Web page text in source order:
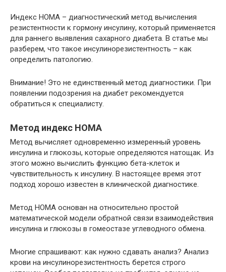
Индекс HOMA – диагностический метод вычисления
резистентности к гормону инсулину, который применяется
для раннего выявления сахарного диабета. В статье мы
разберем, что такое инсулинорезистентность – как
определить патологию.
Внимание! Это не единственный метод диагностики. При
появлении подозрения на диабет рекомендуется
обратиться к специалисту.
Метод индекс НОМА
Метод вычисляет одновременно измеренный уровень
инсулина и глюкозы, которые определяются натощак. Из
этого можно вычислить функцию бета-клеток и
чувствительность к инсулину. В настоящее время этот
подход хорошо известен в клинической диагностике.
Метод НОМА основан на относительно простой
математической модели обратной связи взаимодействия
инсулина и глюкозы в гомеостазе углеводного обмена.
Многие спрашивают: как нужно сдавать анализ? Анализ
крови на инсулинорезистентность берется строго